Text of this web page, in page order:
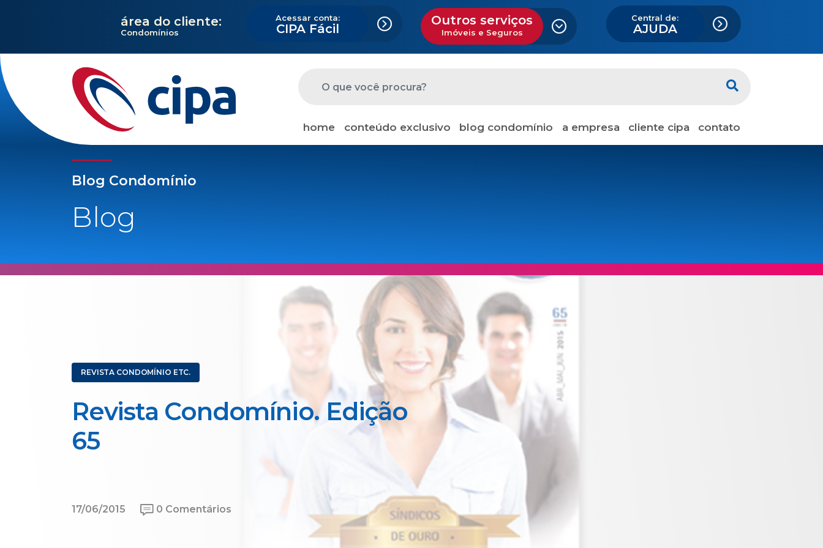
área do cliente:
Condomínios
Acessar conta:
CIPA Fácil
Outros serviços
Imóveis e Seguros
Central de:
AJUDA
home conteúdo exclusivo blog condomínio a empresa cliente cipa contato
Blog Condomínio
Blog
REVISTA CONDOMÍNIO ETC.
Revista Condomínio. Edição
65
17/06/2015 0 Comentários